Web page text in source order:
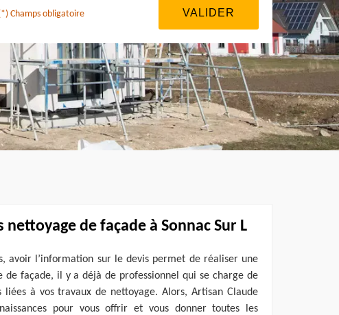
Champs obligatoire
nettoyage de façade à Sonnac Sur L
avoir l’information sur le devis permet de réaliser une
de façade, il y a déjà de professionnel qui se charge de
liées à vos travaux de nettoyage. Alors, Artisan Claude
pour vous offrir et vous donner toutes les